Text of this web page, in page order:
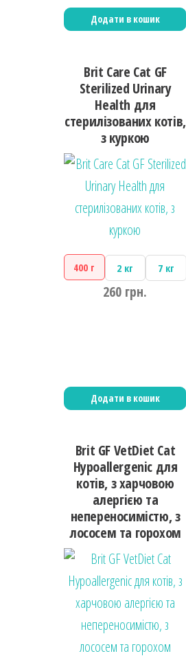
Додати в кошик
Brit Care Cat GF
Sterilized Urinary
Health для
стерилізованих котів,
з куркою
400 г 2 кг 7 кг
260 грн.
Додати в кошик
Brit GF VetDiet Cat
Hypoallergenic для
котів, з харчовою
алергією та
непереносимістю, з
лососем та горохом